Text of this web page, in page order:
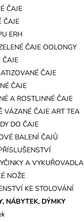
ČAJE
ČAJE
ERH
ČAJE OOLONGY
ČAJE
ČAJE
ČAJE
A ROSTLINNÉ ČAJE
VÁZANÉ ČAJE ART TEA
DO ČAJE
BALENÍ ČAJŮ
A VYKUŘOVADLA
NOŽE
KE STOLOVÁNÍ
NÁBYTEK, DÝMKY